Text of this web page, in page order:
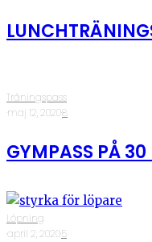
Träningspass
·maj 12, 2020·8
GYMPASS PÅ 30
Löpning
·april 2, 2020·5